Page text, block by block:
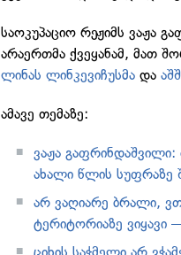
საოკუპაციო რეჟიმს ვაჟა
არაერთმა ქვეყანამ, მათ
ლინას ლინკევიჩუსმა და
ამავე თემაზე:
ვაჟა
ახალი წლის სუფრაზე
არ ვაღიარე ბრალი,
ტერიტორიაზე ვიყავი